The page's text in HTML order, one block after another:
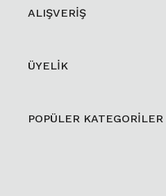
ALIŞVERİŞ
ÜYELİK
POPÜLER KATEGORİLER